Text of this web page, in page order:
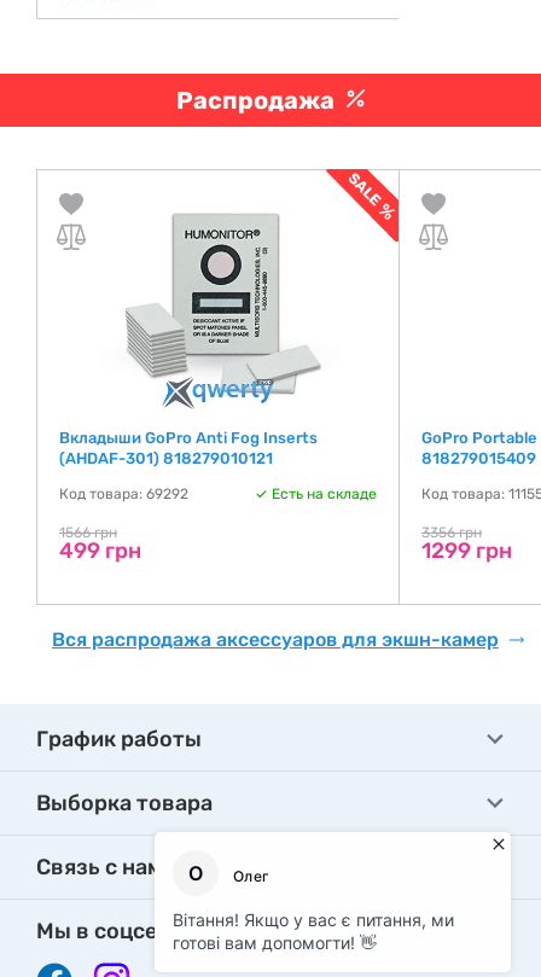
Распродажа
Вкладыши GoPro Anti Fog Inserts
(AHDAF-301) 818279010121
Код товара: 69292 Есть на складе
1566 грн
499 грн
GoPro
818279015409
Код товара:
3356 грн
1299 грн
Вся распродажа аксессуаров для экшн-камер
График работы
Выборка товара
Связь с нами
Мы в соцсетях